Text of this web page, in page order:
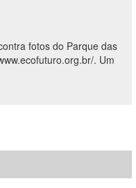
fotos do Parque das
. Um